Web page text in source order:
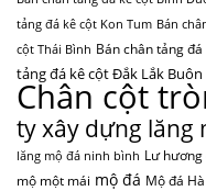
tảng đá kê cột Kon Tum Bán
cột Thái Bình Bán chân tảng
tảng đá kê cột Đắk Lắk
Chân cột
ty xây dựng lăng
lăng mộ đá ninh bình Lư
mộ một mái mộ đá Mộ đá